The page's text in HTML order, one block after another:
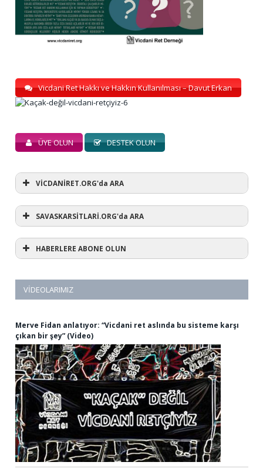
Vicdani Ret Hakkı ve Hakkın Kullanılması – Davut Erkan
ÜYE OLUN DESTEK OLUN
VİCDANİRET.ORG'da ARA
SAVASKARSİTLARİ.ORG'da ARA
HABERLERE ABONE OLUN
VIDEOLARIMIZ
Merve Fidan anlatıyor: “Vicdani ret aslında bu sisteme karşı
çıkan bir şey” (Video)